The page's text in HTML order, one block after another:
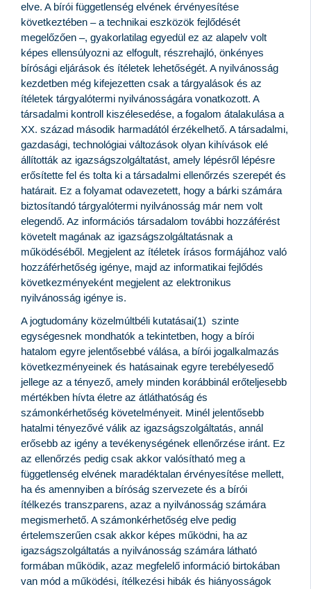
elve. A bírói függetlenség elvének érvényesítése
következtében – a technikai eszközök fejlődését
megelőzően –, gyakorlatilag egyedül ez az alapelv volt
képes ellensúlyozni az elfogult, részrehajló, önkényes
bírósági eljárások és ítéletek lehetőségét. A nyilvánosság
kezdetben még kifejezetten csak a tárgyalások és az
ítéletek tárgyalótermi nyilvánosságára vonatkozott. A
társadalmi kontroll kiszélesedése, a fogalom átalakulása a
XX. század második harmadától érzékelhető. A társadalmi,
gazdasági, technológiai változások olyan kihívások elé
állították az igazságszolgáltatást, amely lépésről lépésre
erősítette fel és tolta ki a társadalmi ellenőrzés szerepét és
határait. Ez a folyamat odavezetett, hogy a bárki számára
biztosítandó tárgyalótermi nyilvánosság már nem volt
elegendő. Az információs társadalom további hozzáférést
követelt magának az igazságszolgáltatásnak a
működéséből. Megjelent az ítéletek írásos formájához való
hozzáférhetőség igénye, majd az informatikai fejlődés
következményeként megjelent az elektronikus
nyilvánosság igénye is.
A jogtudomány közelmúltbéli kutatásai(1) szinte
egységesnek mondhatók a tekintetben, hogy a bírói
hatalom egyre jelentősebbé válása, a bírói jogalkalmazás
következményeinek és hatásainak egyre terebélyesedő
jellege az a tényező, amely minden korábbinál erőteljesebb
mértékben hívta életre az átláthatóság és
számonkérhetőség követelményeit. Minél jelentősebb
hatalmi tényezővé válik az igazságszolgáltatás, annál
erősebb az igény a tevékenységének ellenőrzése iránt. Ez
az ellenőrzés pedig csak akkor valósítható meg a
függetlenség elvének maradéktalan érvényesítése mellett,
ha és amennyiben a bíróság szervezete és a bírói
ítélkezés transzparens, azaz a nyilvánosság számára
megismerhető. A számonkérhetőség elve pedig
értelemszerűen csak akkor képes működni, ha az
igazságszolgáltatás a nyilvánosság számára látható
formában működik, azaz megfelelő információ birtokában
van mód a működési, ítélkezési hibák és hiányosságok